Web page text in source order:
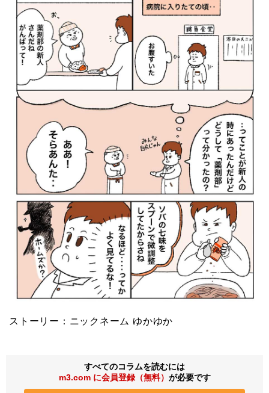
ストーリー：ニックネーム ゆかゆか
すべてのコラムを読むには
m3.com に会員登録（無料） が必要です